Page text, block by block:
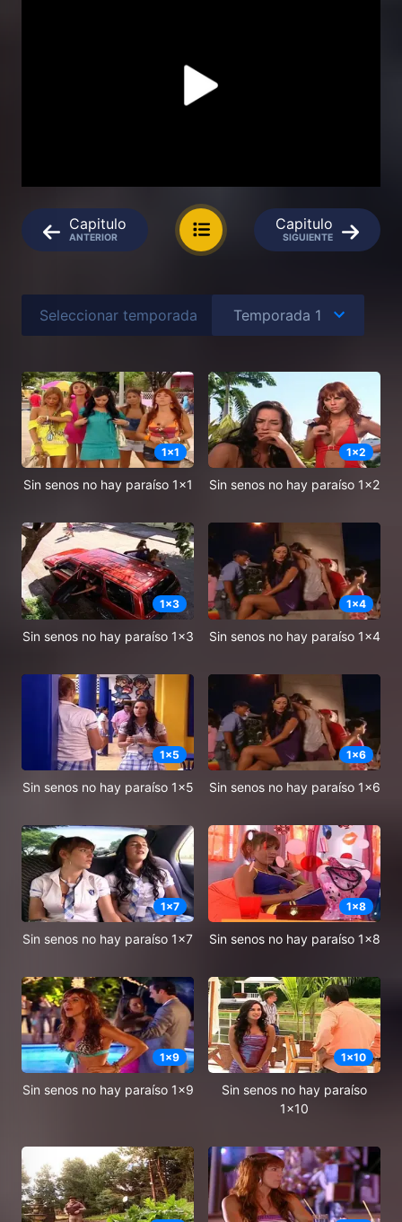
Capitulo
ANTERIOR
Capitulo
SIGUIENTE
Seleccionar temporada
1x1
Sin senos no hay paraíso 1x1
1x2
Sin senos no hay paraíso 1x2
1x3
Sin senos no hay paraíso 1x3
1x4
Sin senos no hay paraíso 1x4
1x5
Sin senos no hay paraíso 1x5
1x6
Sin senos no hay paraíso 1x6
1x7
Sin senos no hay paraíso 1x7
1x8
Sin senos no hay paraíso 1x8
1x9
Sin senos no hay paraíso 1x9
1x10
Sin senos no hay paraíso
1x10